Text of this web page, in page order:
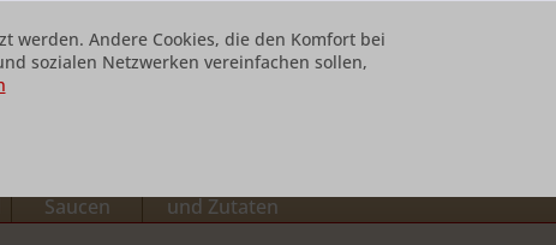
Saucen
und Zutaten
werden. Andere Cookies, die den Komfort bei
sozialen Netzwerken vereinfachen sollen,